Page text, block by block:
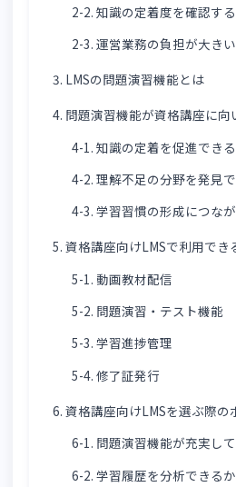
1. 資格講座にLMSが必要で
2-3. 運営業務の負担が大
3. LMSの問題演習機能とは
4. 問題演習機能が資格講座
4-1. 知識の定着を促進で
4-2. 理解不足の分野を発
4-3. 学習習慣の形成につ